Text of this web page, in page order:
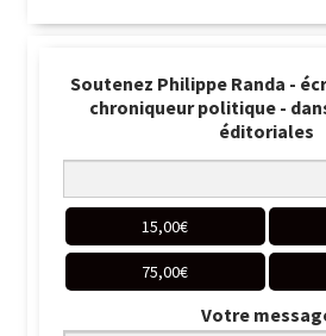
Soutenez Philippe Randa -
chroniqueur politique -
éditoriales
15,00€
75,00€
Votre